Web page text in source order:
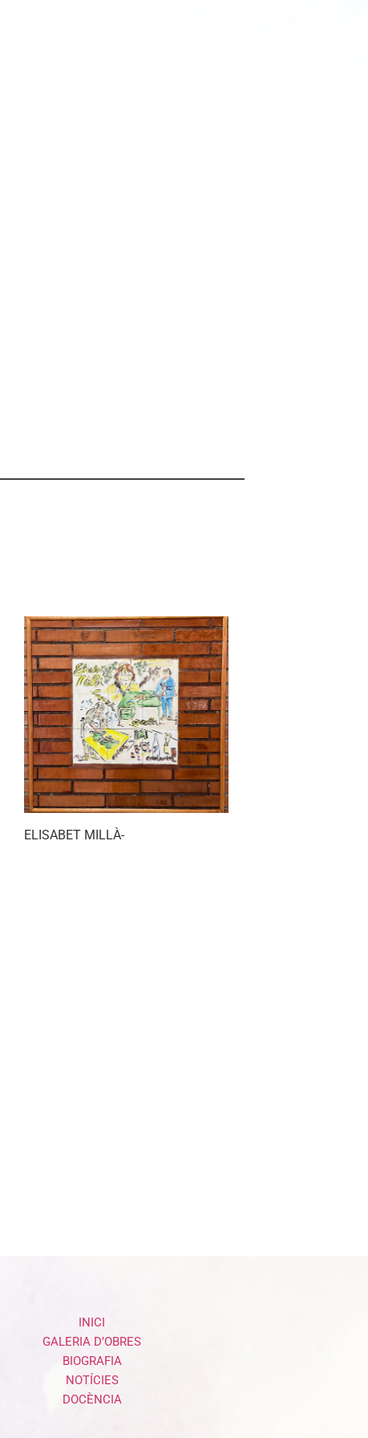
ELISABET MILLÀ-
INICI
GALERIA D’OBRES
BIOGRAFIA
NOTÍCIES
DOCÈNCIA